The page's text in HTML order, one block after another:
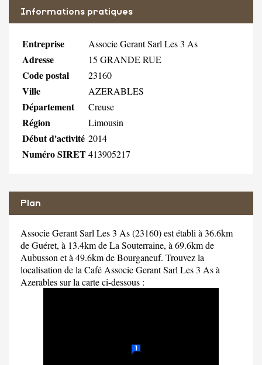
Informations pratiques
Entreprise Associe Gerant Sarl Les 3 As
Adresse 15 GRANDE RUE
Code postal 23160
Ville AZERABLES
Département Creuse
Région Limousin
Début d'activité 2014
Numéro SIRET413905217
Plan
Associe Gerant Sarl Les 3 As (23160) est établi à 36.6km
de Guéret, à 13.4km de La Souterraine, à 69.6km de
Aubusson et à 49.6km de Bourganeuf. Trouvez la
localisation de la Café Associe Gerant Sarl Les 3 As à
Azerables sur la carte ci-dessous :